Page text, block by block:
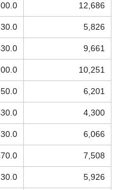
12,686
5,826
9,661
10,251
6,201
4,300
6,066
7,508
5,926